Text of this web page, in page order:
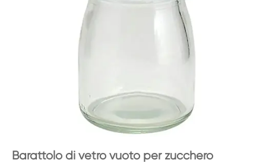
Barattolo di vetro vuoto per zucchero